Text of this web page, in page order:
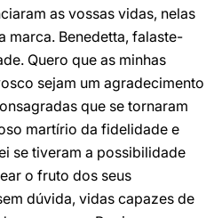
as vossas vidas, nelas
marca. Benedetta, falaste-
Quero que as minhas
sejam um agradecimento
que se tornaram
martírio da fidelidade e
se tiveram a possibilidade
o fruto dos seus
dúvida, vidas capazes de